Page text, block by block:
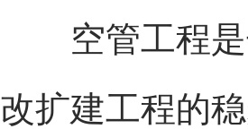
空管工程是
改扩建工程的